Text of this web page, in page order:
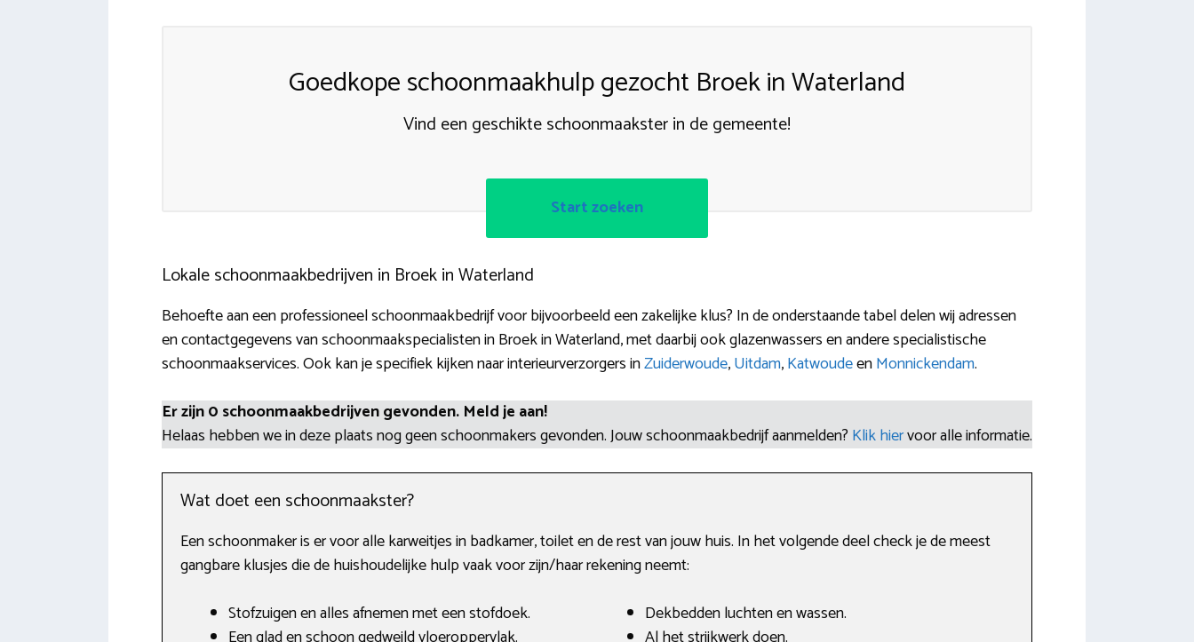
Goedkope schoonmaakhulp gezocht Broek in Waterland
Vind een geschikte schoonmaakster in de gemeente!
Start zoeken
Lokale schoonmaakbedrijven in Broek in Waterland
Behoefte aan een professioneel schoonmaakbedrijf voor bijvoorbeeld een zakelijke klus? In de onderstaande tabel delen wij adressen
en contactgegevens van schoonmaakspecialisten in Broek in Waterland, met daarbij ook glazenwassers en andere specialistische
schoonmaakservices. Ook kan je specifiek kijken naar interieurverzorgers inZuiderwoude,Uitdam,KatwoudeenMonnickendam.
Er zijn 0 schoonmaakbedrijven gevonden. Meld je aan!
Helaas hebben we in deze plaats nog geen schoonmakers gevonden. Jouw schoonmaakbedrijf aanmelden? Klik hiervoor alle informatie.
Wat doet een schoonmaakster?
Een schoonmaker is er voor alle karweitjes in badkamer, toilet en de rest van jouw huis. In het volgende deel check je de meest
gangbare klusjes die de huishoudelijke hulp vaak voor zijn/haar rekening neemt:
Stofzuigen en alles afnemen met een stofdoek.
Dekbedden luchten en wassen.